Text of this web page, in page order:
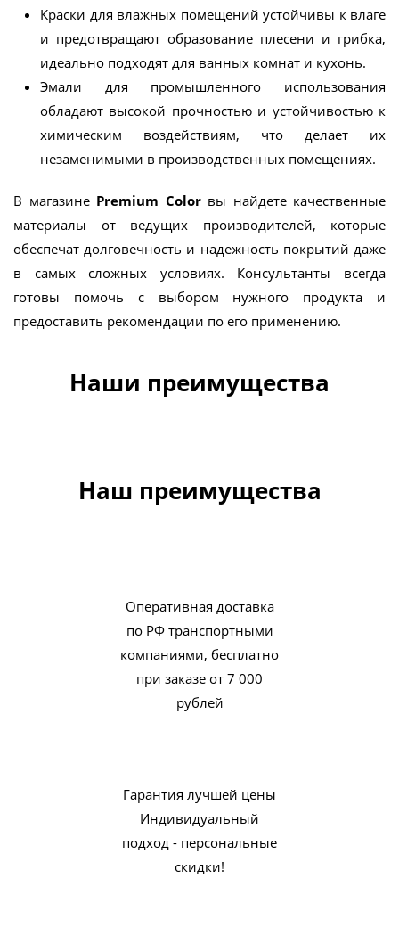
Краски для влажных помещений устойчивы к влаге
и предотвращают образование плесени и грибка,
идеально подходят для ванных комнат и кухонь.
Эмали для промышленного использования
обладают высокой прочностью и устойчивостью к
химическим воздействиям, что делает их
незаменимыми в производственных помещениях.
В магазине Premium Colorвы найдете качественные
материалы от ведущих производителей, которые
обеспечат долговечность и надежность покрытий даже
в самых сложных условиях. Консультанты всегда
готовы помочь с выбором нужного продукта и
предоставить рекомендации по его применению.
Наши преимущества
Наш преимущества
Оперативная доставка
по РФ транспортными
компаниями, бесплатно
при заказе от 7 000
рублей
Гарантия лучшей цены
Индивидуальный
подход - персональные
скидки!